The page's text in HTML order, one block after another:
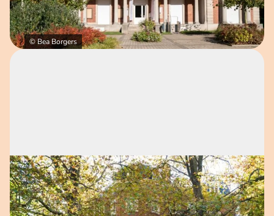
© Bea Borgers
Open afbeelding in popup